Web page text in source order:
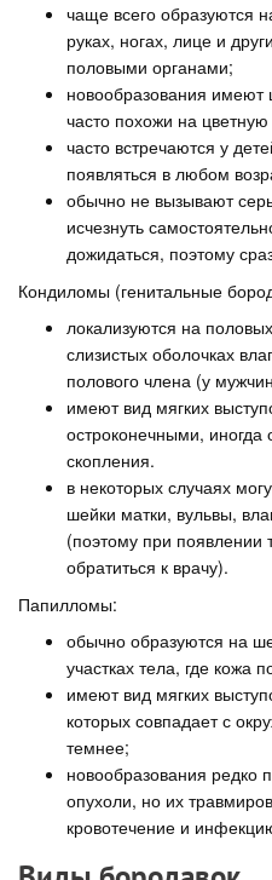
чаще всего образуются
руках, ногах, лице и
половыми органами;
новообразования имеют
часто похожи на
часто встречаются у
появляться в любом
обычно не вызывают
исчезнуть
дожидаться, поэтому
Кондиломы (генитальные
локализуются на
слизистых оболочках
полового члена (у
имеют вид мягких
остроконечными,
скопления.
в некоторых случаях
шейки матки, вульвы,
(поэтому при появлении
обратиться к врачу).
Папилломы:
обычно образуются на
участках тела, где кожа
имеют вид мягких
которых совпадает с
темнее;
новообразования редко
опухоли, но их
кровотечение и